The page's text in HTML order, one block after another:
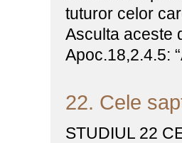
tuturor celor
Asculta aceste
Apoc.18,2.4.5:
22. Cele
STUDIUL 22